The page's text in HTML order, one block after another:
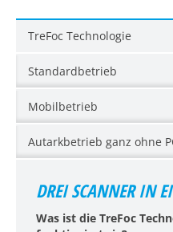
TreFoc Technologie
Standardbetrieb
Mobilbetrieb
Autarkbetrieb ganz ohne
DREI SCANNER IN
Was ist die TreFoc